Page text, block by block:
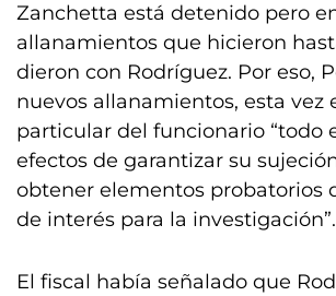
Zanchetta está detenido pero
allanamientos que hicieron
dieron con Rodríguez. Por eso,
nuevos allanamientos, esta vez
particular del funcionario “todo
efectos de garantizar su
obtener elementos probatorios
de interés para la investigación”.
El fiscal había señalado que